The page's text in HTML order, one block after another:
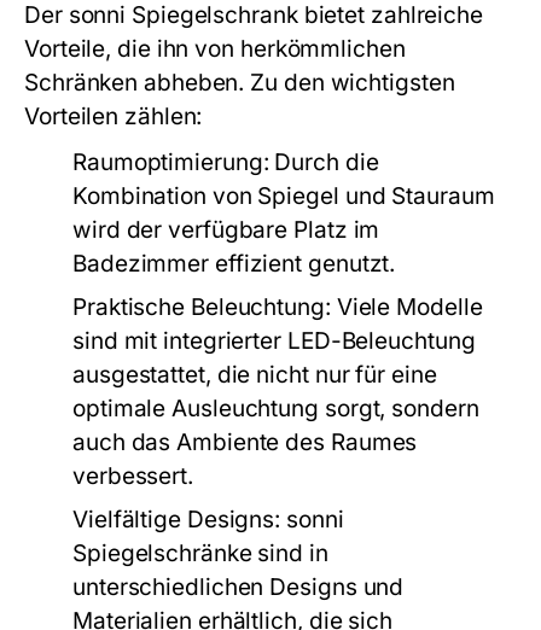
Der sonni Spiegelschrank bietet zahlreiche
Vorteile, die ihn von herkömmlichen
Schränken abheben. Zu den wichtigsten
Vorteilen zählen:
Raumoptimierung: Durch die
Kombination von Spiegel und Stauraum
wird der verfügbare Platz im
Badezimmer effizient genutzt.
Praktische Beleuchtung: Viele Modelle
sind mit integrierter LED-Beleuchtung
ausgestattet, die nicht nur für eine
optimale Ausleuchtung sorgt, sondern
auch das Ambiente des Raumes
verbessert.
Vielfältige Designs: sonni
Spiegelschränke sind in
unterschiedlichen Designs und
Materialien erhältlich, die sich